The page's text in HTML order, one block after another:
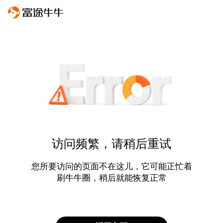
访问频繁，请稍后重试
您所要访问的页面不在这儿，它可能正忙着
刷牛牛圈，稍后就能恢复正常